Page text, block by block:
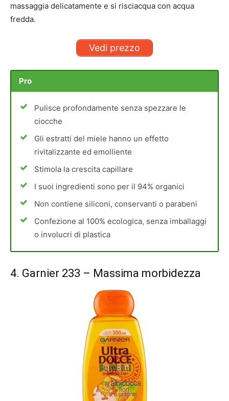
massaggia delicatamente e si risciacqua con acqua
fredda.
Vedi prezzo
Pro
Pulisce profondamente senza spezzare le
ciocche
Gli estratti del miele hanno un effetto
rivitalizzante ed emolliente
Stimola la crescita capillare
I suoi ingredienti sono per il 94% organici
Non contiene siliconi, conservanti o parabeni
Confezione al 100% ecologica, senza imballaggi
o involucri di plastica
4. Garnier 233 – Massima morbidezza